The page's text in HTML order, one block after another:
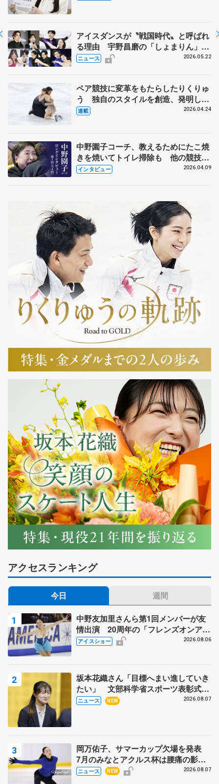
アイスダンスが〝戦国時代〟と呼ばれ
る理由 宇野昌磨の「しょまりん」ら
実力者が相次いで参戦 国内の競争激
ニュース 2026.05.22
ペア競技に変革をもたらしたりくりゅ
う 独自のスタイルを創造、発明した
【引退発表後②】
連載 2026.04.24
中野園子コーチ、教えるためにたこ焼
きを焼いてトイレ掃除も 他の競技に
も通用するという坂本花織の筋肉
インタビュー 2026.04.09
アクセスランキング
今日 週間
中野友加里さんら第1回メンバーが友
情出演 20周年の「フレンズオンアイ
ス」 宮本賢二さん、有川梨絵さん、
アイスショー 2026.08.06
坂本花織さん「目標へまい進していき
たい」 文部科学省スポーツ表彰式で
代表謝辞
ニュース NEW 2026.08.07
岡万佑子、サマーカップ欠場を発表
7月のみなとアクルス杯は腰痛の影響
で
ニュース NEW 2026.08.07